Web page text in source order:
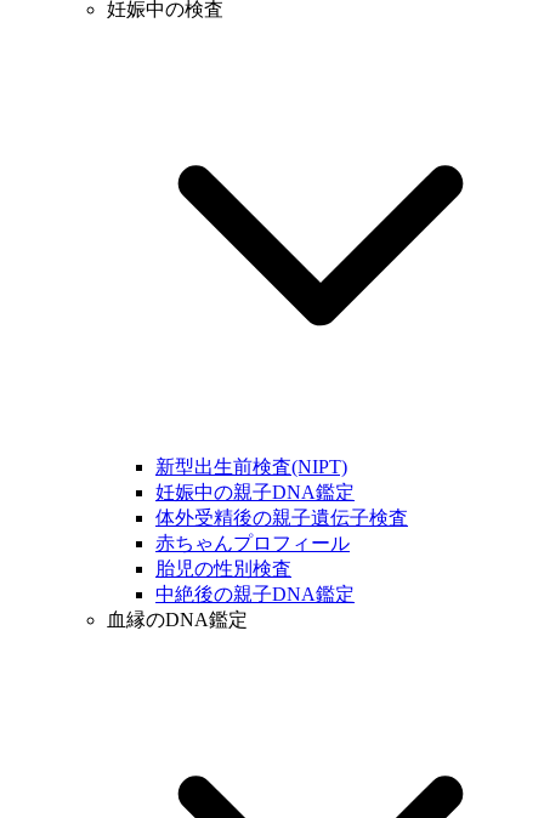
妊娠中の検査
新型出生前検査(NIPT)
妊娠中の親子DNA鑑定
体外受精後の親子遺伝子検査
赤ちゃんプロフィール
胎児の性別検査
中絶後の親子DNA鑑定
血縁のDNA鑑定